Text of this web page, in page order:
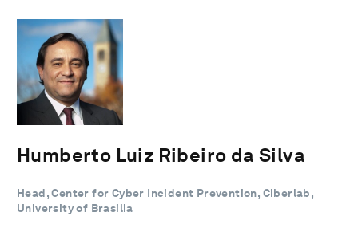
Humberto Luiz Ribeiro da Silva
Head, Center for Cyber Incident Prevention, Ciberlab,
University of Brasilia